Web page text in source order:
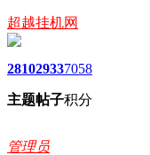
超越挂机网
2810
主题
2933
帖子
7058
积分
管理员